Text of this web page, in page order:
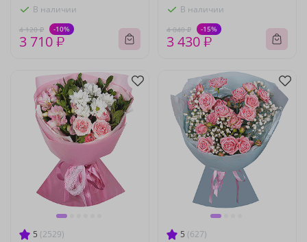
В наличии
4 120 ₽ -10%
3 710 ₽
В наличии
4 040 ₽ -15%
3 430 ₽
5 (2529) 5 (627)